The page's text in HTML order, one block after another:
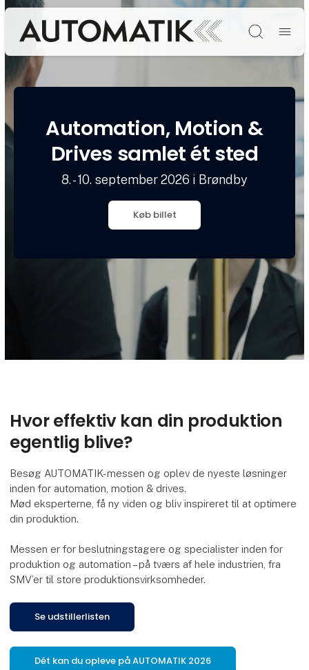
Søg
Automation, Motion &
Drives samlet ét sted
8. - 10. september 2026 i Brøndby
Køb billet
Hvor effektiv kan din produktion
egentlig blive?
Besøg AUTOMATIK-messen og oplev de nyeste løsninger
inden for automation, motion & drives.
Mød eksperterne, få ny viden og bliv inspireret til at optimere
din produktion.
Messen er for beslutningstagere og specialister inden for
produktion og automation – på tværs af hele industrien, fra
SMV’er til store produktionsvirksomheder.
Se udstillerlisten
Dét kan du opleve på AUTOMATIK 2026